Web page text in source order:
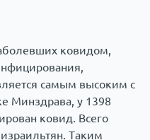
ковидом,
самым высоким с
Минздрава, у 1398
ковид. Всего
Таким